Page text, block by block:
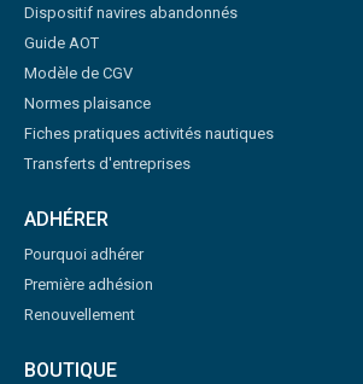
Dispositif navires abandonnés
Guide AOT
Modèle de CGV
Normes plaisance
Fiches pratiques activités nautiques
Transferts d'entreprises
ADHÉRER
Pourquoi adhérer
Première adhésion
Renouvellement
BOUTIQUE